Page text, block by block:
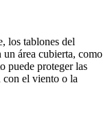
los tablones del
un área cubierta, como
puede proteger las
con el viento o la